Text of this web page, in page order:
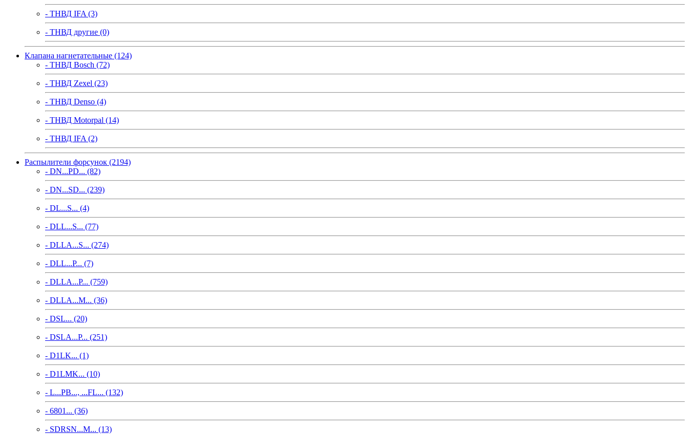
- ТНВД IFA (3)
- ТНВД другие (0)
Клапана нагнетательные (124)
- ТНВД Bosch (72)
- ТНВД Zexel (23)
- ТНВД Denso (4)
- ТНВД Motorpal (14)
- ТНВД IFA (2)
Распылители форсунок (2194)
- DN...PD... (82)
- DN...SD... (239)
- DL...S... (4)
- DLL...S... (77)
- DLLA...S... (274)
- DLL...P... (7)
- DLLA...P... (759)
- DLLA...M... (36)
- DSL... (20)
- DSLA...P... (251)
- D1LK... (1)
- D1LMK... (10)
- L...PB..., ...FL... (132)
- 6801... (36)
- SDRSN...M... (13)